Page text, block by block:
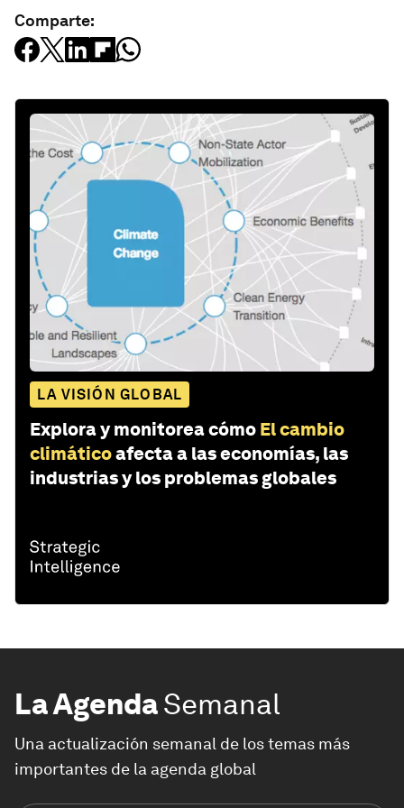
Comparte:
LA VISIÓN GLOBAL
Explora y monitorea cómo El cambio
climáticoafecta a las economías, las
industrias y los problemas globales
La AgendaSemanal
Una actualización semanal de los temas más
importantes de la agenda global